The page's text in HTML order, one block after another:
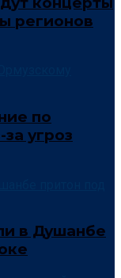
регионов
по
угроз
в Душанбе